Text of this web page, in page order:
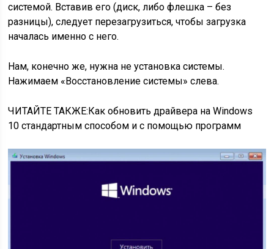
системой. Вставив его (диск, либо флешка – без
разницы), следует перезагрузиться, чтобы загрузка
началась именно с него.
Нам, конечно же, нужна не установка системы.
Нажимаем «Восстановление системы» слева.
ЧИТАЙТЕ ТАКЖЕ:Как обновить драйвера на Windows
10 стандартным способом и с помощью программ